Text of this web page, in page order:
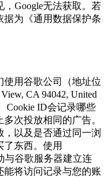
Google无法获取。若
为《通用数据保护条
使用谷歌公司（地址位
CA 94042, United
Cookie ID会记录哪些
次投放相同的广告。
以及是否通过同一浏
了东西。使用
与谷歌服务器建立连
将访问记录与您的账